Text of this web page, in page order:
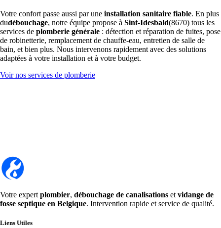
Votre confort passe aussi par une installation sanitaire fiable. En plus
dudébouchage, notre équipe propose à Sint-Idesbald(8670) tous les
services de plomberie générale : détection et réparation de fuites, pose
de robinetterie, remplacement de chauffe-eau, entretien de salle de
bain, et bien plus. Nous intervenons rapidement avec des solutions
adaptées à votre installation et à votre budget.
Voir nos services de plomberie
Votre expert plombier, débouchage de canalisations et vidange de
fosse septique en Belgique. Intervention rapide et service de qualité.
Liens Utiles